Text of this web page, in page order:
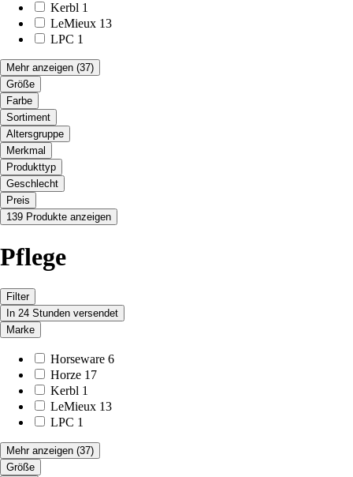
Kerbl 1
LeMieux 13
LPC 1
Mehr anzeigen (37)
Größe
Farbe
Sortiment
Altersgruppe
Merkmal
Produkttyp
Geschlecht
Preis
139 Produkte anzeigen
Pflege
Filter
In 24 Stunden versendet
Marke
Horseware 6
Horze 17
Kerbl 1
LeMieux 13
LPC 1
Mehr anzeigen (37)
Größe